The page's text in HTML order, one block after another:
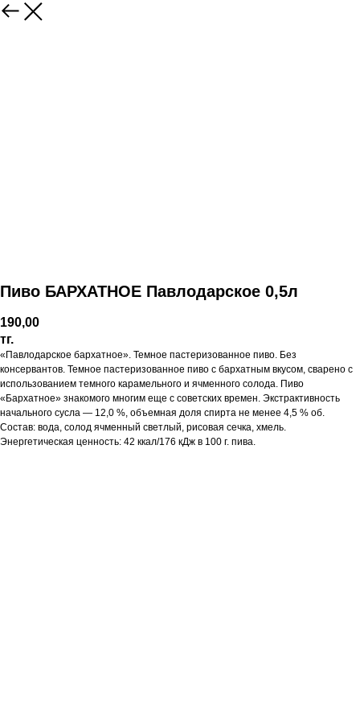
Пиво БАРХАТНОЕ Павлодарское 0,5л
190,00
тг.
«Павлодарское бархатное». Темное пастеризованное пиво. Без
консервантов. Темное пастеризованное пиво с бархатным вкусом, сварено с
использованием темного карамельного и ячменного солода. Пиво
«Бархатное» знакомого многим еще с советских времен. Экстрактивность
начального сусла — 12,0 %, объемная доля спирта не менее 4,5 % об.
Состав: вода, солод ячменный светлый, рисовая сечка, хмель.
Энергетическая ценность: 42 ккал/176 кДж в 100 г. пива.